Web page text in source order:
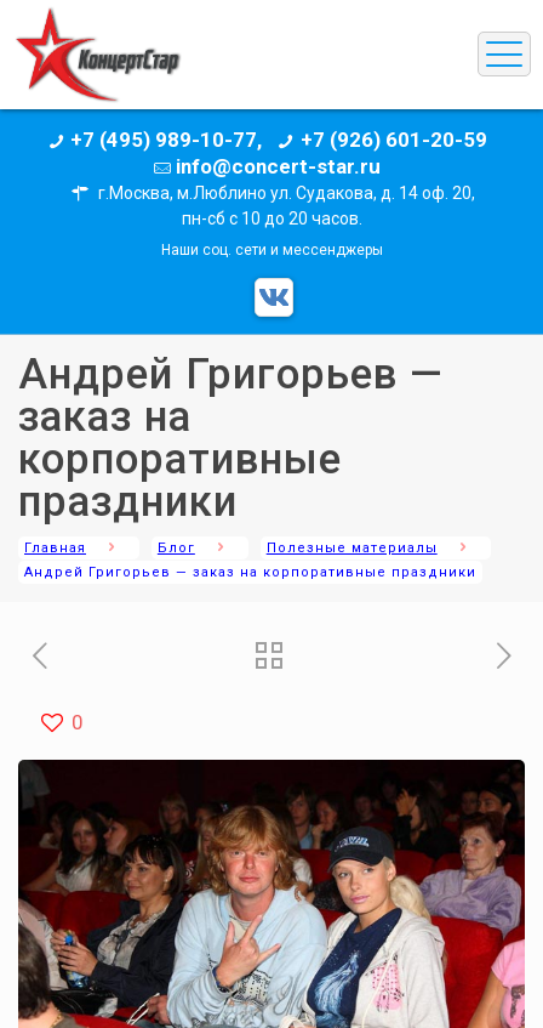
+7 (495) 989-10-77,
+7 (926) 601-20-59
info@concert-star.ru
г.Москва, м.Люблино ул. Судакова, д. 14 оф. 20,
пн-сб с 10 до 20 часов.
Наши соц. сети и мессенджеры
Андрей Григорьев —
заказ на
корпоративные
праздники
Главная Блог
Полезные материалы
Андрей Григорьев — заказ на корпоративные праздники
0